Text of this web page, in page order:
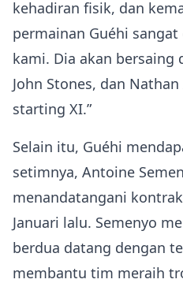
kehadiran fisik, dan
permainan Guéhi
kami. Dia akan bersaing
John Stones, dan
starting XI.”
Selain itu, Guéhi
setimnya, Antoine
menandatangani
Januari lalu. Semenyo
berdua datang dengan
membantu tim meraih